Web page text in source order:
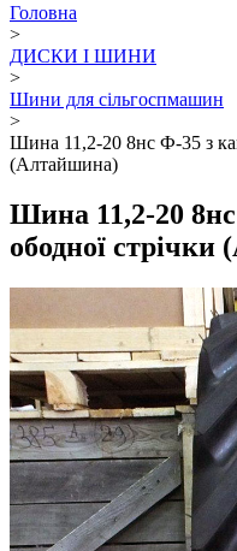
Головна
>
ДИСКИ І ШИНИ
>
Шини для сільгоспмашин
>
Шина 11,2-20 8нс Ф-35 з
(Алтайшина)
Шина 11,2-20
ободної